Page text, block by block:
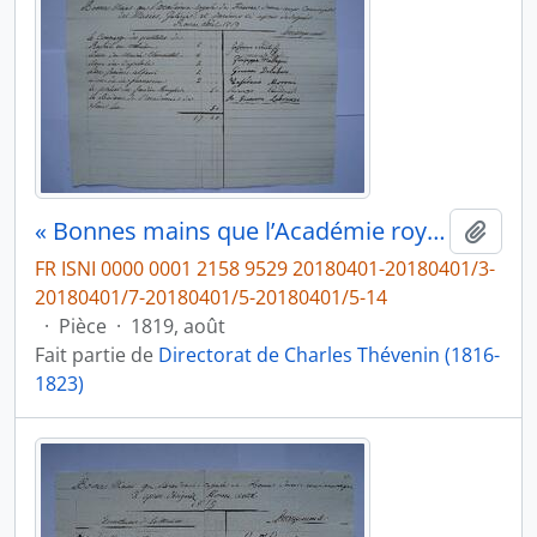
« Bonnes mains que l’Académie royale de France donne aux Concierges des Musées, Galéries, et Jardins ci après designés. Rome, août 1819 », de Charles Thévenin, fol. 64
FR ISNI 0000 0001 2158 9529 20180401-20180401/3-
20180401/7-20180401/5-20180401/5-14
· Pièce · 1819, août
Fait partie de Directorat de Charles Thévenin (1816-
1823)